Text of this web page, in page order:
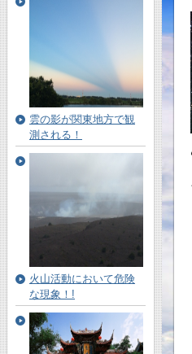
雲の影が関東地方で観
測される！
火山活動において危険
な現象！!
毎日面白い